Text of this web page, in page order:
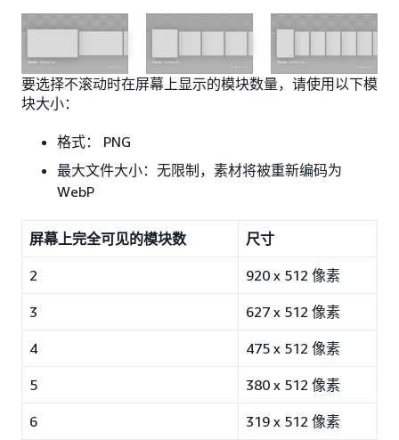
要选择不滚动时在屏幕上显示的模块数量，请使用以下模
块大小：
格式： PNG
最大文件大小：无限制，素材将被重新编码为
WebP
屏幕上完全可见的模块数 尺寸
2 920 x 512 像素
3 627 x 512 像素
4 475 x 512 像素
5 380 x 512 像素
6 319 x 512 像素